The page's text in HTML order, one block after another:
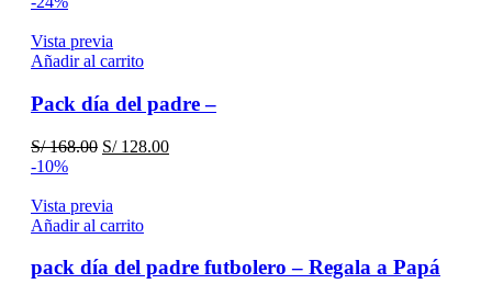
era:
S/ 168.00.
Vista previa
Añadir al carrito
Pack día del padre –
S/168.00 El
era:
S/ 168.00.
S/128.00El
-10%
Vista previa
Añadir al carrito
pack día del padre futbolero – Regala a Papá